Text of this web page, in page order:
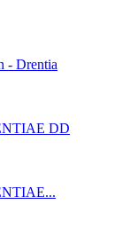
- Drentia
DD